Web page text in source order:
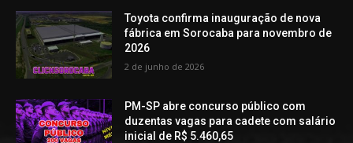
Toyota confirma inauguração de nova
fábrica em Sorocaba para novembro de
2026
2 de junho de 2026
PM-SP abre concurso público com
duzentas vagas para cadete com salário
inicial de R$ 5.460,65